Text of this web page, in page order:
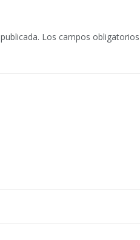
Los campos